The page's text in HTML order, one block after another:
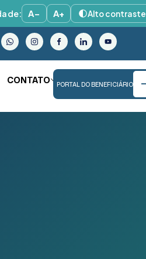
A− A+ Alto contraste
CONTATO PORTAL DO BENEFICIÁRIO